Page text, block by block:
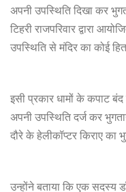
अपनी उपस्थिति दिखा कर
टिहरी राजपरिवार द्वारा
उपस्थिति से मंदिर का कोई
इसी प्रकार धामों के कपाट
अपनी उपस्थिति दर्ज कर
दौरे के हेलीकॉप्टर किराए का
उन्होंने बताया कि एक सदस्य